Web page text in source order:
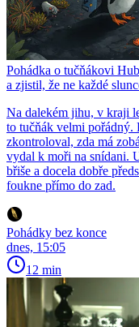
Pohádka o tučňákovi
a zjistil, že ne každé
Na dalekém jihu, v kraji
to tučňák velmi pořádný.
zkontroloval, zda má
vydal k moři na snídani.
břiše a docela dobře
foukne přímo do zad.
Pohádky bez konce
dnes, 15:05
12 min